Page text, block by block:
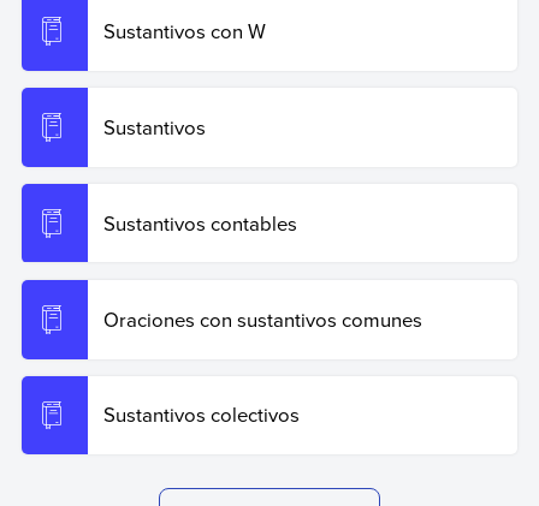
Sustantivos con W
Sustantivos
Sustantivos contables
Oraciones con sustantivos comunes
Sustantivos colectivos